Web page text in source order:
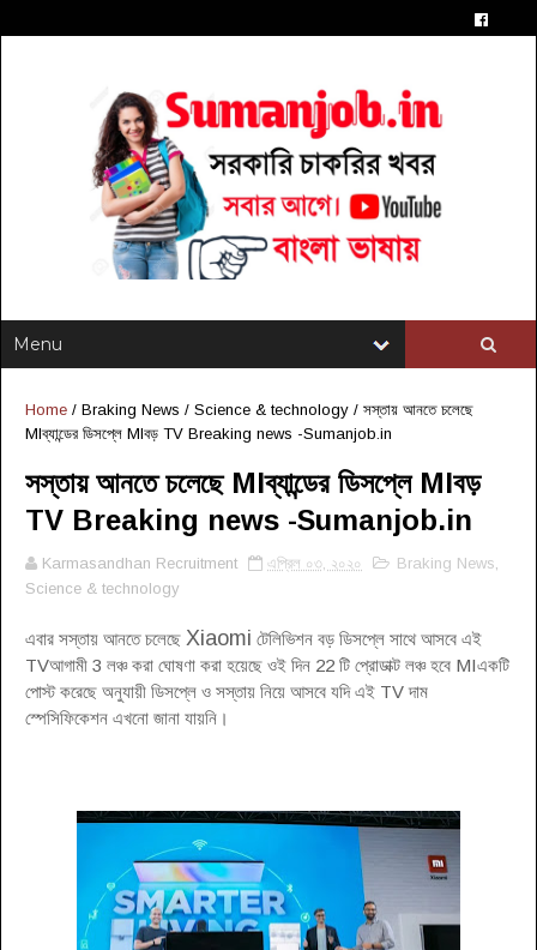
Home / Braking News / Science & technology / সস্তায় আনতে চলেছে
MIব্যান্ডের ডিসপ্লে MIবড় TV Breaking news -Sumanjob.in
সস্তায় আনতে চলেছে MIব্যান্ডের ডিসপ্লে MIবড়
TV Breaking news -Sumanjob.in
Karmasandhan Recruitment এপ্রিল ০৩, ২০২০ Braking News
Science & technology
এবার সস্তায় আনতে চলেছে Xiaomi টেলিভিশন বড় ডিসপ্লে সাথে আসবে এই
TVআগামী 3 লঞ্চ করা ঘোষণা করা হয়েছে ওই দিন 22 টি প্রোডাক্ট লঞ্চ হবে MIএকটি
পোস্ট করেছে অনুযায়ী ডিসপ্লে ও সস্তায় নিয়ে আসবে যদি এই TV দাম
স্পেসিফিকেশন এখনো জানা যায়নি ।